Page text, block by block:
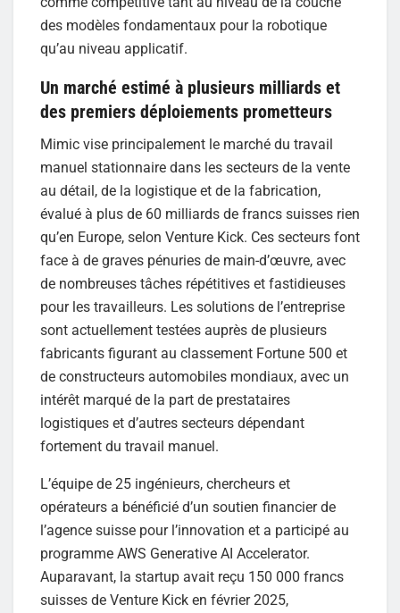
des modèles fondamentaux pour la robotique
qu’au niveau applicatif.
Un marché estimé à plusieurs milliards et
des premiers déploiements prometteurs
Mimic vise principalement le marché du travail
manuel stationnaire dans les secteurs de la vente
au détail, de la logistique et de la fabrication,
évalué à plus de 60 milliards de francs suisses rien
qu’en Europe, selon Venture Kick. Ces secteurs font
face à de graves pénuries de main-d’œuvre, avec
de nombreuses tâches répétitives et fastidieuses
pour les travailleurs. Les solutions de l’entreprise
sont actuellement testées auprès de plusieurs
fabricants figurant au classement Fortune 500 et
de constructeurs automobiles mondiaux, avec un
intérêt marqué de la part de prestataires
logistiques et d’autres secteurs dépendant
fortement du travail manuel.
L’équipe de 25 ingénieurs, chercheurs et
opérateurs a bénéficié d’un soutien financier de
l’agence suisse pour l’innovation et a participé au
programme AWS Generative AI Accelerator.
Auparavant, la startup avait reçu 150 000 francs
suisses de Venture Kick en février 2025,